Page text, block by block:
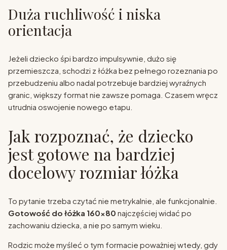
Duża ruchliwość i niska
orientacja
Jeżeli dziecko śpi bardzo impulsywnie, dużo się
przemieszcza, schodzi z łóżka bez pełnego rozeznania po
przebudzeniu albo nadal potrzebuje bardziej wyraźnych
granic, większy format nie zawsze pomaga. Czasem wręcz
utrudnia oswojenie nowego etapu.
Jak rozpoznać, że dziecko
jest gotowe na bardziej
docelowy rozmiar łóżka
To pytanie trzeba czytać nie metrykalnie, ale funkcjonalnie.
Gotowość do łóżka 160x80 najczęściej widać po
zachowaniu dziecka, a nie po samym wieku.
Rodzic może myśleć o tym formacie poważniej wtedy, gdy